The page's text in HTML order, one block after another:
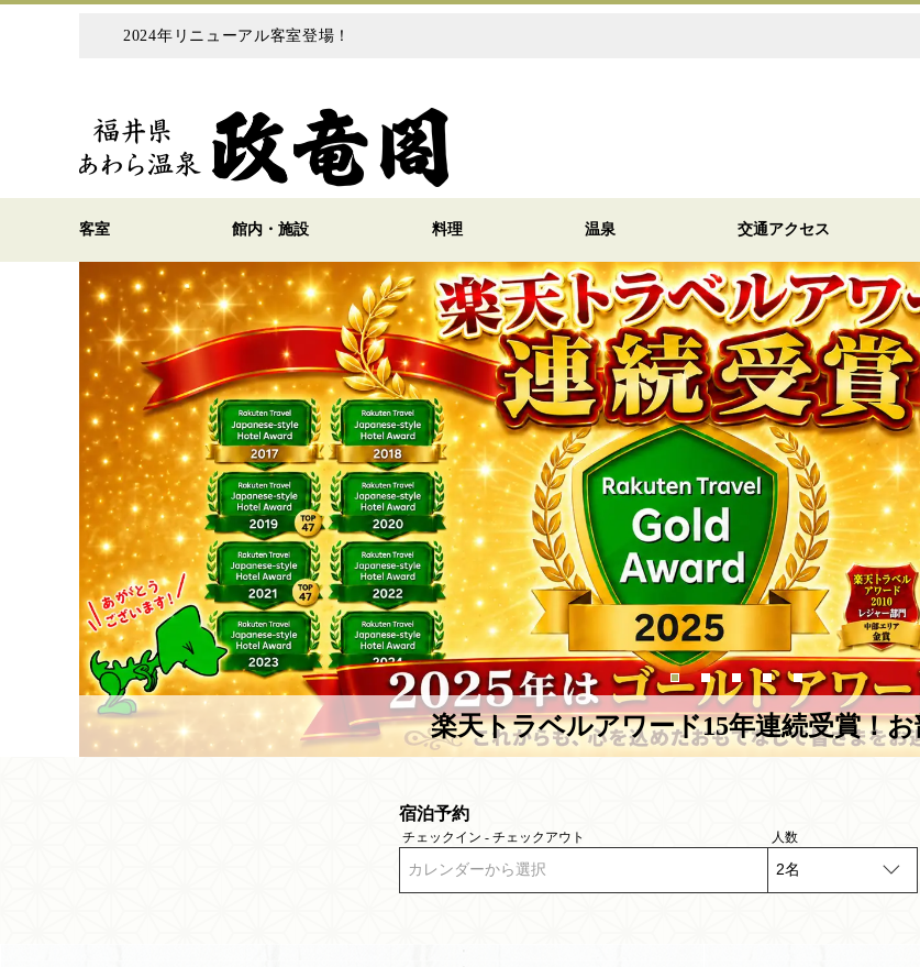
2024年リニューアル客室登場！
客室 館内・施設 料理 温泉 交通アクセス
楽天トラベルアワード15年連続受賞！
宿泊予約
チェックイン - チェックアウト
カレンダーから選択
人数